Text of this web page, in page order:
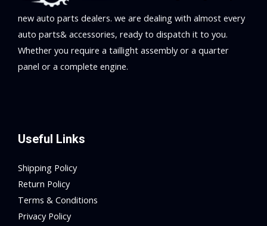
new auto parts dealers. we are dealing with almost every
auto parts& accessories, ready to dispatch it to you.
Whether you require a taillight assembly or a quarter
panel or a complete engine.
Useful Links
Shipping Policy
Return Policy
Terms & Conditions
Privacy Policy